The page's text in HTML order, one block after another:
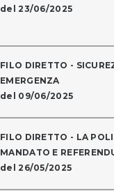
del 23/06/2025
FILO DIRETTO -
EMERGENZA
del 09/06/2025
FILO DIRETTO - LA
MANDATO E
del 26/05/2025